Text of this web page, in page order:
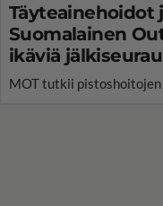
Täyteainehoidot
Suomalainen
ikäviä
MOT tutkii pistoshoitojen